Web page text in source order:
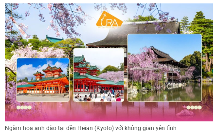
Ngắm hoa anh đào tại đền Heian (Kyoto) với không gian yên tĩnh